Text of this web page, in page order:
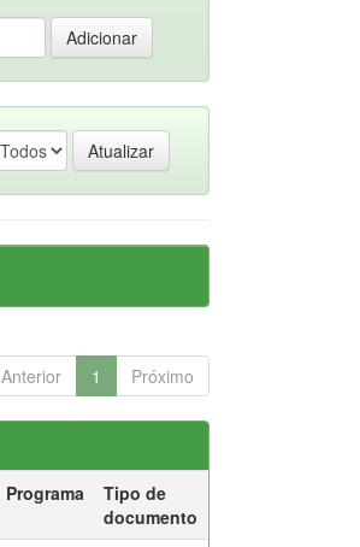
Anterior 1 Próximo
Programa
Tipo de
documento